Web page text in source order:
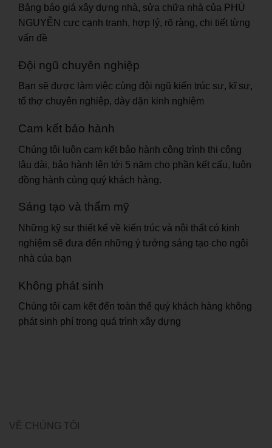
Bảng báo giá xây dựng nhà, sửa chữa nhà của PHÚ
NGUYỄN cực cạnh tranh, hợp lý, rõ ràng, chi tiết từng
vấn đề
Đội ngũ chuyên nghiệp
Bạn sẽ được làm việc cùng đội ngũ kiến trúc sư, kĩ sư,
tổ thợ chuyên nghiệp, dày dặn kinh nghiệm
Cam kết bảo hành
Chúng tôi luôn cam kết bảo hành công trình thi công
lâu dài, bảo hành lên tới 5 năm cho phần kết cấu, luôn
đồng hành cùng quý khách hàng.
Sáng tạo và thẩm mỹ
Những kỹ sư thiết kế về kiến trúc và nội thất có kinh
nghiệm sẽ đưa đến những ý tưởng sáng tạo cho ngôi
nhà của bạn
Không phát sinh
Chúng tôi cam kết đến toàn thể quý khách hàng không
phát sinh phí trong quá trình xây dựng
VỀ CHÚNG TÔI